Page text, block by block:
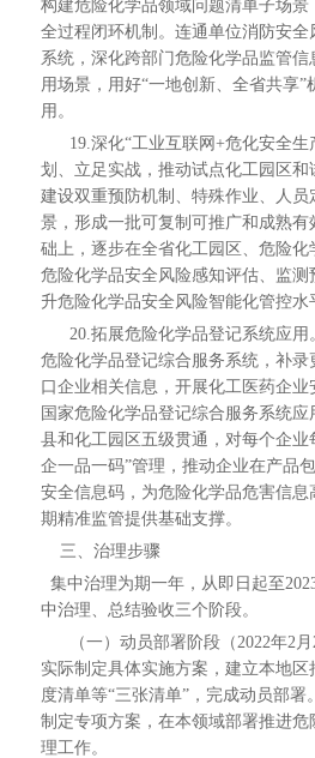
构建危险化学品领域问题清单子场
全过程闭环机制。连通单位消防安
系统，深化跨部门危险化学品监管
用场景，用好“一地创新、全省共享”
用。
19.深化“工业互联网+危化安全生
划、立足实战，推动试点化工园区和
建设双重预防机制、特殊作业、人
景，形成一批可复制可推广和成熟
础上，逐步在全省化工园区、危险
危险化学品安全风险感知评估、监
升危险化学品安全风险智能化管控水
20.拓展危险化学品登记系统应用
危险化学品登记综合服务系统，补
口企业相关信息，开展化工医药企
国家危险化学品登记综合服务系统应
县和化工园区五级贯通，对每个企业
企一品一码”管理，推动企业在产品
安全信息码，为危险化学品危害信息
期精准监管提供基础支撑。
三、治理步骤
集中治理为期一年，从即日起至
中治理、总结验收三个阶段。
（一）动员部署阶段（2022年2月
实际制定具体实施方案，建立本地
度清单等“三张清单”，完成动员部
制定专项方案，在本领域部署推进
理工作。